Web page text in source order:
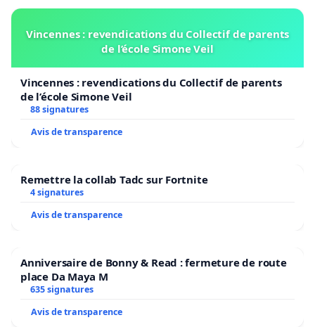
Vincennes : revendications du Collectif de parents
de l’école Simone Veil
Vincennes : revendications du Collectif de parents
de l’école Simone Veil
88 signatures
Avis de transparence
Remettre la collab Tadc sur Fortnite
4 signatures
Avis de transparence
Anniversaire de Bonny & Read : fermeture de route
place Da Maya M
635 signatures
Avis de transparence